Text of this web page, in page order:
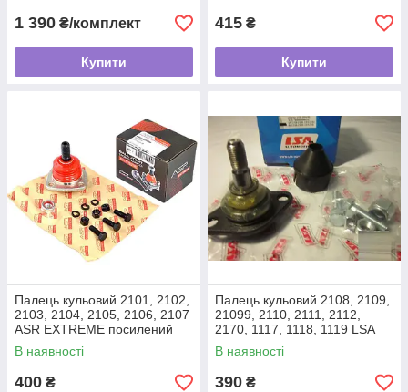
1 390 ₴/комплект
Купити
415 ₴
Купити
Палець кульовий 2101, 2102,
2103, 2104, 2105, 2106, 2107
ASR EXTREME посилений
нижній (шарова опора)
В наявності
400 ₴
Палець кульовий 2108, 2109,
21099, 2110, 2111, 2112,
2170, 1117, 1118, 1119 LSA
(шарова опора)
В наявності
390 ₴